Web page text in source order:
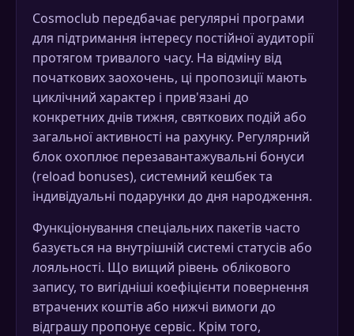
Cosmoclub передбачає регулярні програми
для підтримання інтересу постійної аудиторії
протягом тривалого часу. На відміну від
початкових заохочень, ці пропозиції мають
циклічний характер і прив'язані до
конкретних днів тижня, святкових подій або
загальної активності на рахунку. Регулярний
блок охоплює перезавантажувальні бонуси
(reload bonuses), системний кешбек та
індивідуальні подарунки до дня народження.
Функціонування спеціальних пакетів часто
базується на внутрішній системі статусів або
лояльності. Що вищий рівень облікового
запису, то вигідніші коефіцієнти повернення
втрачених коштів або нижчі вимоги до
відграшу пропонує сервіс. Крім того,